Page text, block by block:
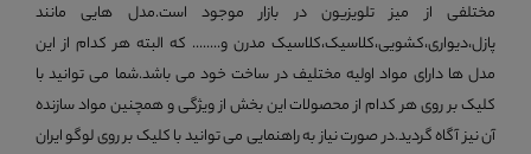
مختلفی از میز تلویزیون در بازار موجود است.مدل هایی مانند
پازل،دیواری،کشویی،کلاسیک،کلاسیک مدرن و........ که البته هر کدام از این
مدل ها دارای مواد اولیه مختلیف در ساخت خود می باشد.شما می توانید با
کلیک بر روی هر کدام از محصولات این بخش از ویژگی و همچنین مواد سازنده
آن نیز آگاه گردید.در صورت نیاز به راهنمایی می توانید با کلیک بر روی لوگو ایران